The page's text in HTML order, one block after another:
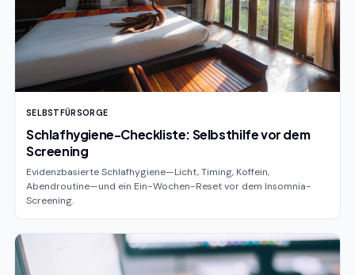
SELBSTFÜRSORGE
Schlafhygiene-Checkliste: Selbsthilfe vor dem
Screening
Evidenzbasierte Schlafhygiene—Licht, Timing, Koffein,
Abendroutine—und ein Ein-Wochen-Reset vor dem Insomnia-
Screening.